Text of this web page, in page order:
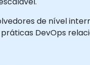
de nível
práticas DevOps